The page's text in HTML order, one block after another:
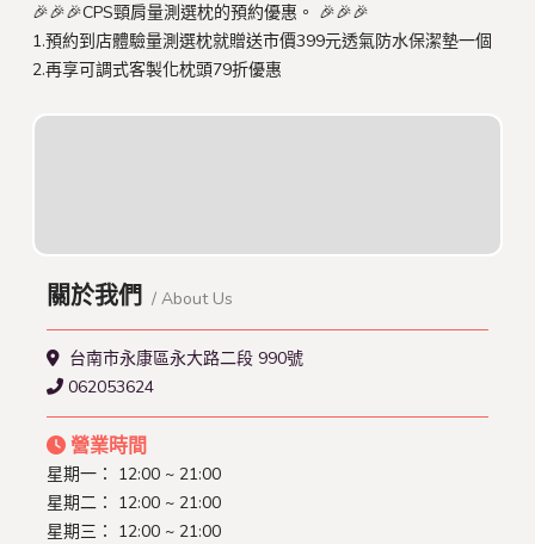
🎉🎉🎉CPS頸肩量測選枕的預約優惠。 🎉🎉🎉
1.預約到店體驗量測選枕就贈送市價399元透氣防水保潔墊一個
2.再享可調式客製化枕頭79折優惠
關於我們 / About Us
台南市永康區永大路二段 990號
062053624
營業時間
星期一： 12:00 ~ 21:00
星期二： 12:00 ~ 21:00
星期三： 12:00 ~ 21:00